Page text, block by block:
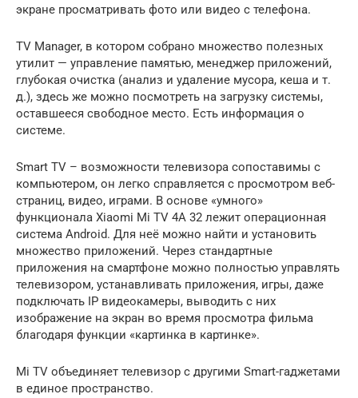
экране просматривать фото или видео с телефона.
TV Manager, в котором собрано множество полезных
утилит — управление памятью, менеджер приложений,
глубокая очистка (анализ и удаление мусора, кеша и т.
д.), здесь же можно посмотреть на загрузку системы,
оставшееся свободное место. Есть информация о
системе.
Smart TV – возможности телевизора сопоставимы с
компьютером, он легко справляется с просмотром веб-
страниц, видео, играми. В основе «умного»
функционала Xiaomi Mi TV 4A 32 лежит операционная
система Android. Для неё можно найти и установить
множество приложений. Через стандартные
приложения на смартфоне можно полностью управлять
телевизором, устанавливать приложения, игры, даже
подключать IP видеокамеры, выводить с них
изображение на экран во время просмотра фильма
благодаря функции «картинка в картинке».
Mi TV объединяет телевизор с другими Smart-гаджетами
в единое пространство.